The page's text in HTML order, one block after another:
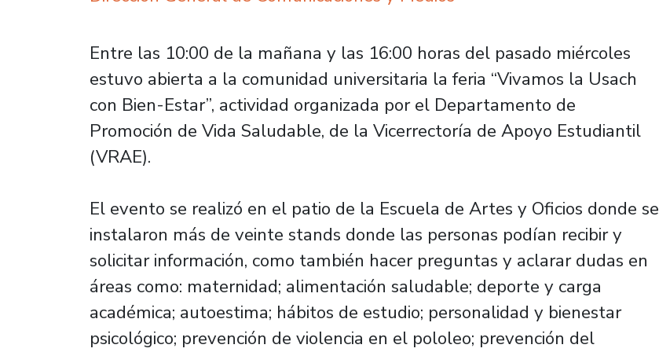
Entre las 10:00 de la mañana y las 16:00 horas del pasado miércoles
estuvo abierta a la comunidad universitaria la feria “Vivamos la Usach
con Bien-Estar”, actividad organizada por el Departamento de
Promoción de Vida Saludable, de la Vicerrectoría de Apoyo Estudiantil
(VRAE).
El evento se realizó en el patio de la Escuela de Artes y Oficios donde se
instalaron más de veinte stands donde las personas podían recibir y
solicitar información, como también hacer preguntas y aclarar dudas en
áreas como: maternidad; alimentación saludable; deporte y carga
académica; autoestima; hábitos de estudio; personalidad y bienestar
psicológico; prevención de violencia en el pololeo; prevención del